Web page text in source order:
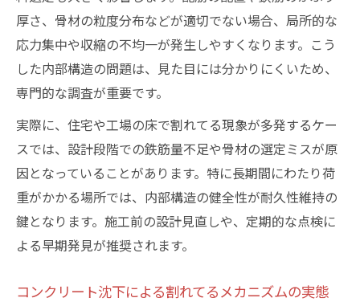
厚さ、骨材の粒度分布などが適切でない場合、局所的な
応力集中や収縮の不均一が発生しやすくなります。こう
した内部構造の問題は、見た目には分かりにくいため、
専門的な調査が重要です。
実際に、住宅や工場の床で割れてる現象が多発するケー
スでは、設計段階での鉄筋量不足や骨材の選定ミスが原
因となっていることがあります。特に長期間にわたり荷
重がかかる場所では、内部構造の健全性が耐久性維持の
鍵となります。施工前の設計見直しや、定期的な点検に
よる早期発見が推奨されます。
コンクリート沈下による割れてるメカニズムの実態